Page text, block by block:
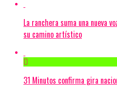
La ranchera suma una nueva
su camino artístico
31 Minutos confirma gira